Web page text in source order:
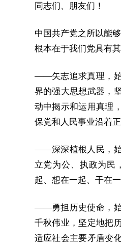
同志们、朋友们！
中国共产党之所以能
根本在于我们党具有
——矢志追求真理，始
界的强大思想武器，
动中揭示和运用真理
保党和人民事业沿着正
——深深植根人民，始
立党为公、执政为民
起、想在一起、干在
——勇担历史使命，始
千秋伟业，坚定地把
适应社会主要矛盾变